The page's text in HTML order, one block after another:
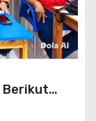
Berikut